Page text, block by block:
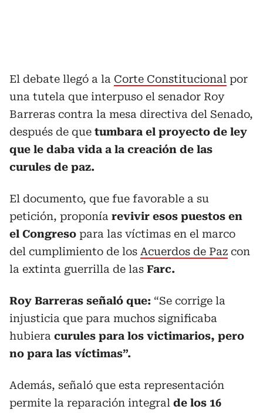
El debate llegó a la Corte Constitucional por
una tutela que interpuso el senador Roy
Barreras contra la mesa directiva del Senado,
después de que tumbara el proyecto de ley
que le daba vida a la creación de las
curules de paz.
El documento, que fue favorable a su
petición, proponía revivir esos puestos en
el Congreso para las víctimas en el marco
del cumplimiento de los Acuerdos de Paz con
la extinta guerrilla de las Farc.
Roy Barreras señaló que: “Se corrige la
injusticia que para muchos significaba
hubiera curules para los victimarios, pero
no para las víctimas”.
Además, señaló que esta representación
permite la reparación integral de los 16